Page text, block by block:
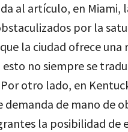
al artículo, en Miami,
por la
la ciudad ofrece una
no siempre se
otro lado, en
de mano de
la posibilidad de